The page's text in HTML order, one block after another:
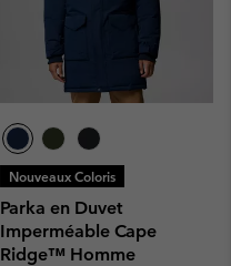
Nouveaux Coloris
Parka en Duvet
Imperméable Cape
Ridge™ Homme